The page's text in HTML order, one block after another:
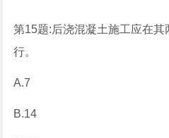
第15题:后浇混凝土施工应在
行。
A.7
B.14